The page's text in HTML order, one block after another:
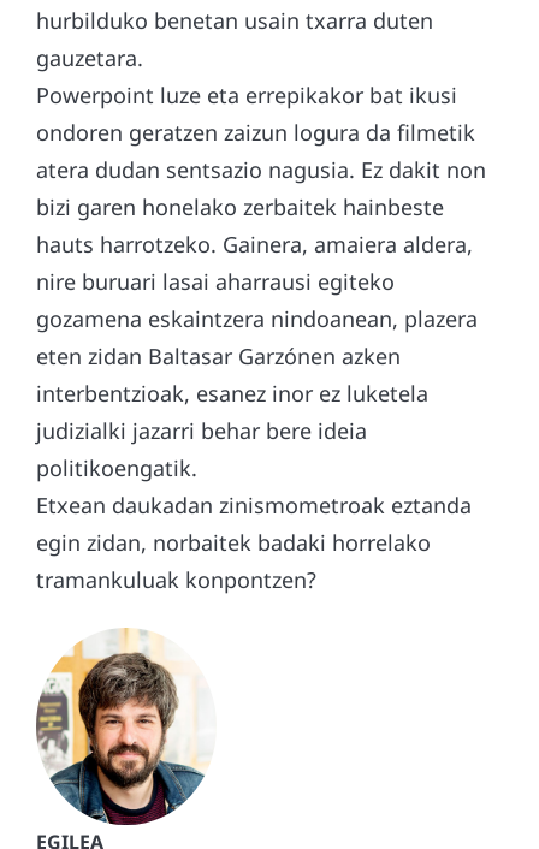
hurbilduko benetan usain txarra duten
gauzetara.
Powerpoint luze eta errepikakor bat ikusi
ondoren geratzen zaizun logura da filmetik
atera dudan sentsazio nagusia. Ez dakit non
bizi garen honelako zerbaitek hainbeste
hauts harrotzeko. Gainera, amaiera aldera,
nire buruari lasai aharrausi egiteko
gozamena eskaintzera nindoanean, plazera
eten zidan Baltasar Garzónen azken
interbentzioak, esanez inor ez luketela
judizialki jazarri behar bere ideia
politikoengatik.
Etxean daukadan zinismometroak eztanda
egin zidan, norbaitek badaki horrelako
tramankuluak konpontzen?